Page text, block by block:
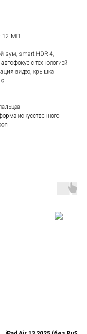
12 МП
зум, smart HDR 4,
с технологией
видео, крышка
искусственного